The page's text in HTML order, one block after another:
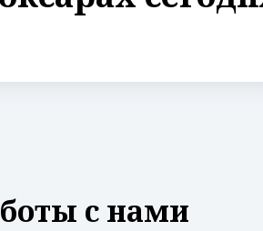
с нами